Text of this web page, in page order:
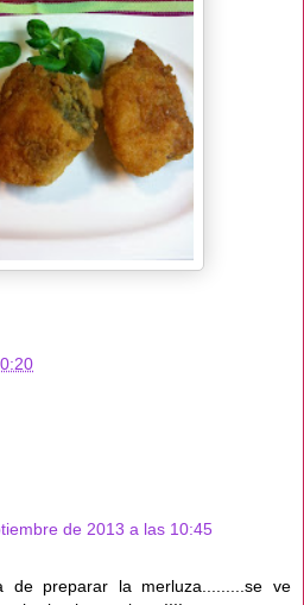
de 2013 a las 10:45
de preparar la merluza.........se ve